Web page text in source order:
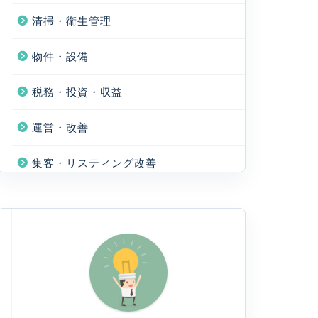
清掃・衛生管理
物件・設備
税務・投資・収益
運営・改善
集客・リスティング改善